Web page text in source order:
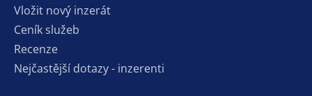
Vložit nový inzerát
Ceník služeb
Recenze
Nejčastější dotazy - inzerenti